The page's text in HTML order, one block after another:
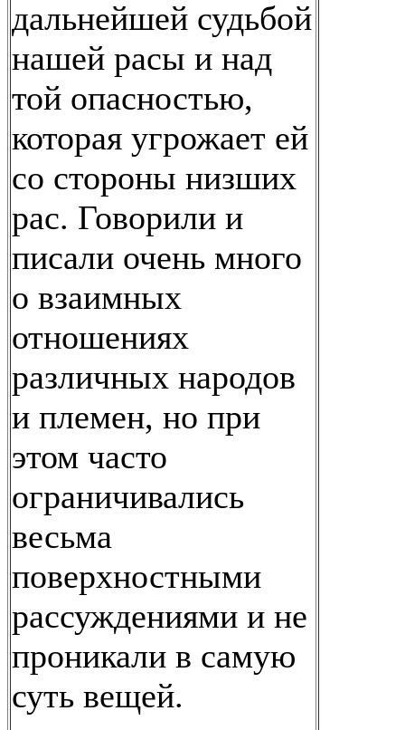
дальнейшей судьбой
нашей расы и над
той опасностью,
которая угрожает ей
со стороны низших
рас. Говорили и
писали очень много
о взаимных
отношениях
различных народов
и племен, но при
этом часто
ограничивались
весьма
поверхностными
рассуждениями и не
проникали в самую
суть вещей.